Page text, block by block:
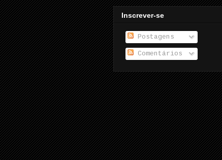
Inscrever-se
Postagens
Comentários